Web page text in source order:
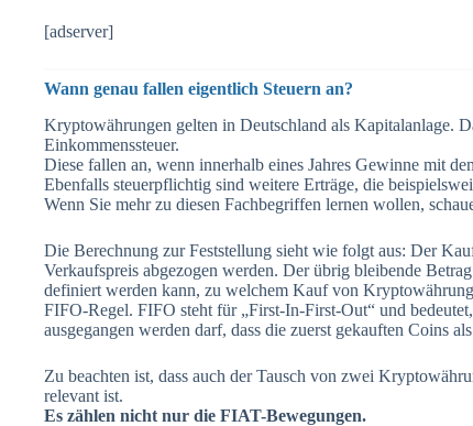
[adserver]
Wann genau fallen eigentlich Steuern an?
Kryptowährungen gelten in Deutschland als Kapitalanlage.
Einkommenssteuer.
Diese fallen an, wenn innerhalb eines Jahres Gewinne mit
Ebenfalls steuerpflichtig sind weitere Erträge, die
Wenn Sie mehr zu diesen Fachbegriffen lernen wollen,
Die Berechnung zur Feststellung sieht wie folgt aus: Der
Verkaufspreis abgezogen werden. Der übrig bleibende
definiert werden kann, zu welchem Kauf von
FIFO-Regel. FIFO steht für „First-In-First-Out“ und
ausgegangen werden darf, dass die zuerst gekauften Coins
Zu beachten ist, dass auch der Tausch von zwei
relevant ist.
Es zählen nicht nur die FIAT-Bewegungen.